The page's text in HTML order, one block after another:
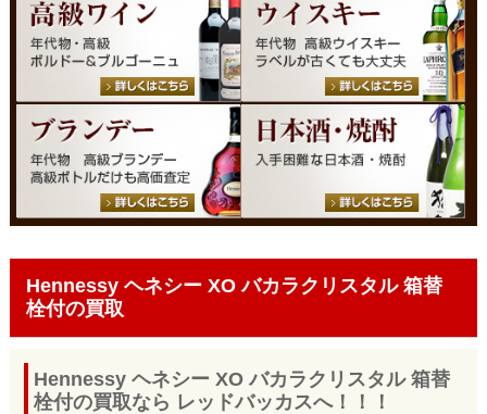
Hennessy ヘネシー XO バカラクリスタル 箱替
栓付の買取
Hennessy ヘネシー XO バカラクリスタル 箱替
栓付の買取なら レッドバッカスへ！！！